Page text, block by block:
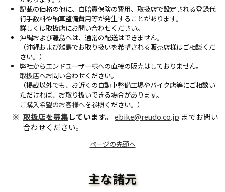
記載の価格の他に、自賠責保険の費用、取扱店で設定される登録代
行手数料や納車整備費用等が発生することがあります。
詳しくは取扱店にお問い合わせください。
沖縄および離島へは、通常の配送はできません。
（沖縄および離島でお取り扱いを希望される販売店様はご相談くだ
さい。）
弊社からエンドユーザー様への直接の販売はしておりません。
取扱店へお問い合わせください。
（掲載以外でも、お近くの自動車整備工場やバイク店等にご相談い
ただければ、お取り扱いできる場合があります。
ご購入希望のお客様へを参照ください。）
取扱店を募集しています。 ebike@reudo.co.jp までお問い
合わせください。
ページの先頭へ
主な諸元